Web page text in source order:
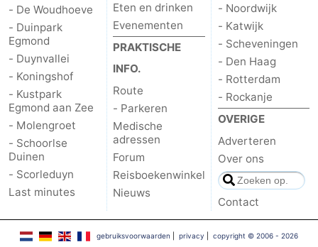
Golfbanen
-
Surfen
Eten
en
drinken
Evenementen
Praktisch
Forum
Route
Parkeren
Reisboekenwinkel
- De Woudhoeve
- Duinpark
Egmond
- Duynvallei
- Koningshof
- Kustpark
Egmond aan Zee
- Molengroet
- Schoorlse
Duinen
- Scorleduyn
Last minutes
Eten en drinken
Evenementen
PRAKTISCHE
INFO.
Route
- Parkeren
Medische
adressen
Forum
Reisboekenwinkel
Nieuws
- Noordwijk
- Katwijk
- Scheveningen
- Den Haag
- Rotterdam
- Rockanje
OVERIGE
Adverteren
Over ons
Contact
gebruiksvoorwaarden |privacy |copyright © 2006 - 2026